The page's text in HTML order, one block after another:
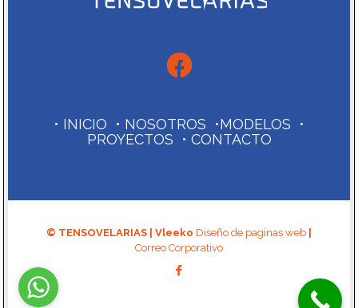
• INICIO • NOSOTROS •MODELOS
•
PROYECTOS
• CONTACTO
© TENSOVELARIAS | Vleeko Diseño de paginas web
Correo Corporativo